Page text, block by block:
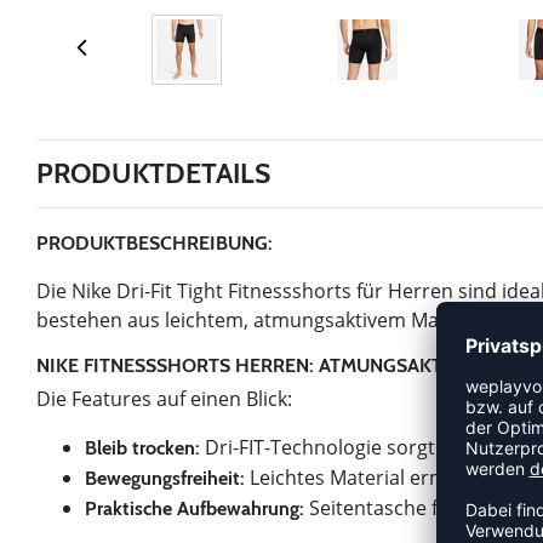
PRODUKTDETAILS
PRODUKTBESCHREIBUNG:
Die Nike Dri-Fit Tight Fitnessshorts für Herren sind
bestehen aus leichtem, atmungsaktivem Material,
NIKE FITNESSSHORTS HERREN: ATMUNGSAKTIV UND
Die Features auf einen Blick:
Bleib trocken: Dri-FIT-Technologie sorgt für
Bewegungsfreiheit: Leichtes Material ermöglicht
Praktische Aufbewahrung: Seitentasche für kleine